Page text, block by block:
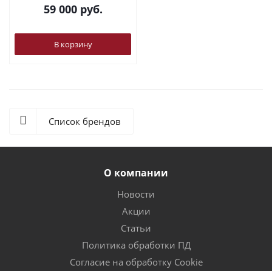
59 000руб.
В корзину
Список брендов
О компании
Новости
Акции
Статьи
Политика обработки ПД
Согласие на обработку Cookie